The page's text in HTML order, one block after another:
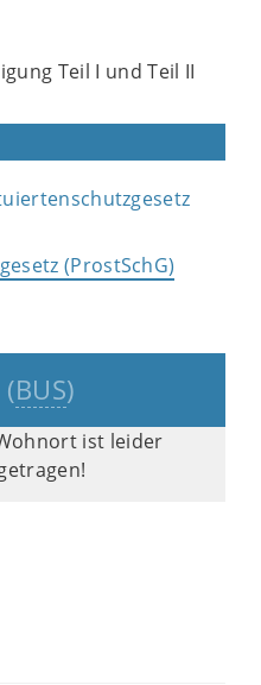
Teil I und Teil II
(ProstSchG)
(BUS)
ist leider